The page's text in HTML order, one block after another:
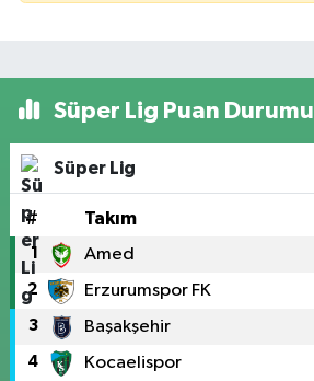
Süper Lig Puan Durumu
Süper Lig
# Takım
1 Amed
2 Erzurumspor FK
3 Başakşehir
4 Kocaelispor